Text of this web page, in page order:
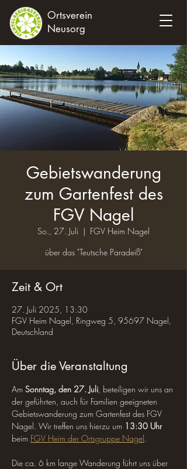
Ortsverein
Neusorg
Gebietswanderung
zum Gartenfest des
FGV Nagel
So., 27. Juli
  |
FGV Heim Nagel
über das "Teutsche Paradeiß"
Zeit & Ort
27. Juli 2025, 13:30
FGV Heim Nagel, Ringweg 5, 95697 Nagel,
Deutschland
Über die Veranstaltung
Am Sonntag, den 27. Juli, beteiligen wir uns an
der geführten, auch für Familien geeigneten
Gebietswanderung zum Gartenfest des FGV
Nagel. Wir treffen uns hierzu um 13:30 Uhr
beim FGV Heim der Ortsgruppe Nagel.
Die ca. 6 km lange Wanderung führt uns über